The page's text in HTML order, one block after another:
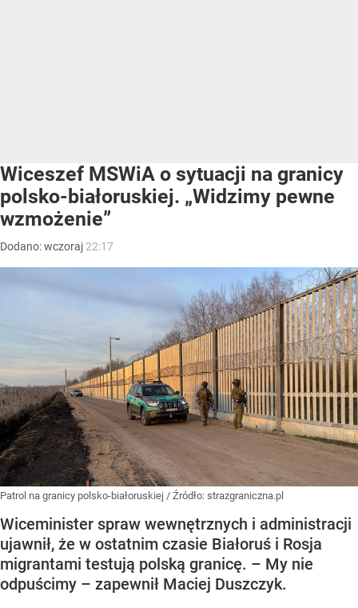
Wiceszef MSWiA o sytuacji na granicy
polsko-białoruskiej. „Widzimy pewne
wzmożenie”
Dodano:wczoraj 22:17
Patrol na granicy polsko-białoruskiej / Źródło: strazgraniczna.pl
Wiceminister spraw wewnętrznych i administracji
ujawnił, że w ostatnim czasie Białoruś i Rosja
migrantami testują polską granicę. – My nie
odpuścimy – zapewnił Maciej Duszczyk.